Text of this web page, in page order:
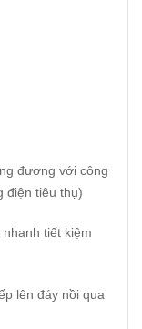
đương với công
điện tiêu thụ)
tiết kiệm
lên đáy nồi qua